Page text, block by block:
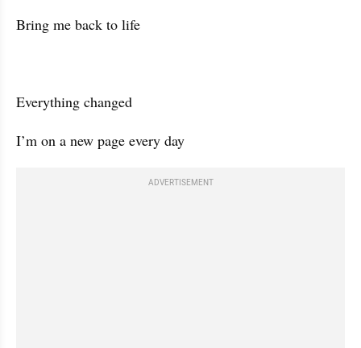
Bring me back to life
Everything changed
I’m on a new page every day
ADVERTISEMENT